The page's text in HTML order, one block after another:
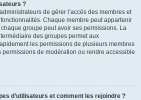
?
de gérer l’accès des membres et
Chaque membre peut appartenir
groupe peut avoir ses permissions. La
des groupes permet aux
les permissions de plusieurs membres
permissions de modération ou rendre accessible
d’utilisateurs et comment les rejoindre ?